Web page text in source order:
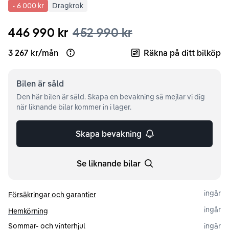
- 6 000 kr Dragkrok
446 990 kr 452 990 kr
3 267 kr/mån Open loan example Räkna på ditt bilköp
Bilen är såld
Den här bilen är såld. Skapa en bevakning så mejlar vi dig
när liknande bilar kommer in i lager.
Skapa bevakning
Se liknande bilar
Försäkringar och garantier
ingår
Hemkörning
ingår
Sommar- och vinterhjul
ingår